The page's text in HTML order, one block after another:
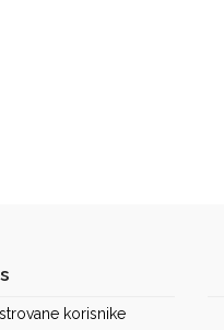
korisnike